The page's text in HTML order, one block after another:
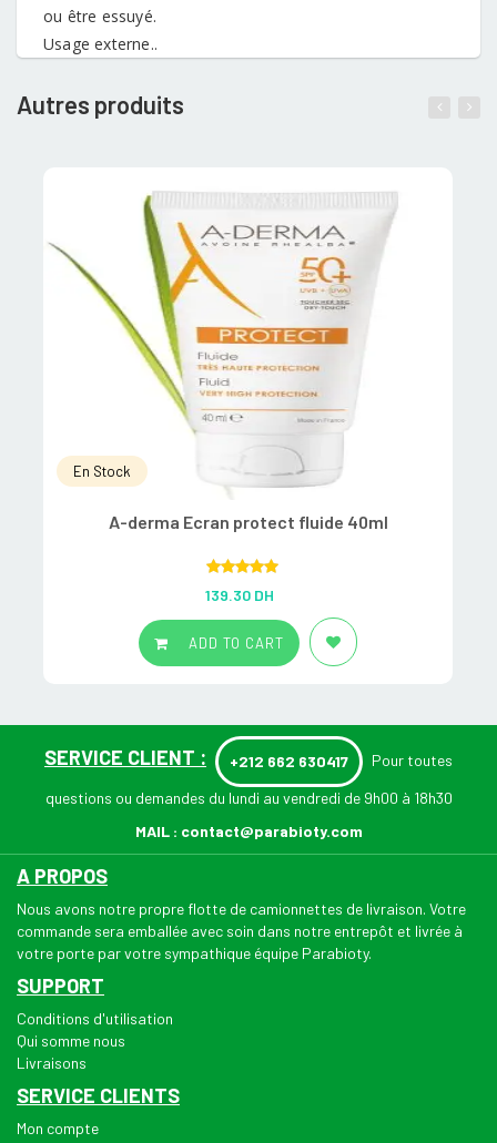
ou être essuyé.
Usage externe..
Autres produits
En Stock
A-derma Ecran protect fluide 40ml
out of 5
139.30 DH
ADD TO CART
SERVICE CLIENT : +212 662 630417 Pour toutes
questions ou demandes du lundi au vendredi de 9h00 à 18h30
MAIL : contact@parabioty.com
A PROPOS
Nous avons notre propre flotte de camionnettes de livraison. Votre
commande sera emballée avec soin dans notre entrepôt et livrée à
votre porte par votre sympathique équipe Parabioty.
SUPPORT
Conditions d'utilisation
Qui somme nous
Livraisons
SERVICE CLIENTS
Mon compte